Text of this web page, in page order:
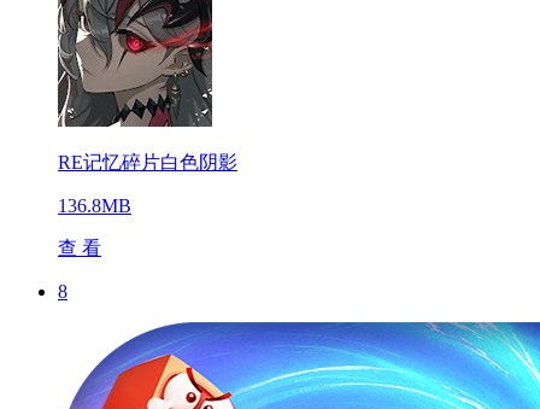
RE记忆碎片白色阴影
136.8MB
查 看
8